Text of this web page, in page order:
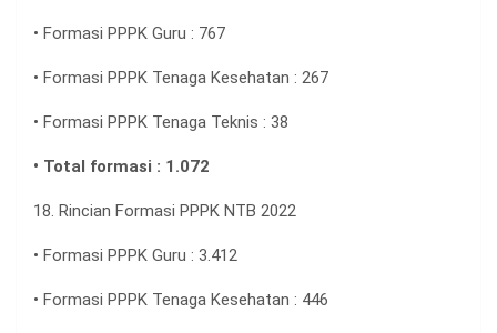
• Formasi PPPK Guru : 767
• Formasi PPPK Tenaga Kesehatan : 267
• Formasi PPPK Tenaga Teknis : 38
• Total formasi : 1.072
18. Rincian Formasi PPPK NTB 2022
• Formasi PPPK Guru : 3.412
• Formasi PPPK Tenaga Kesehatan : 446